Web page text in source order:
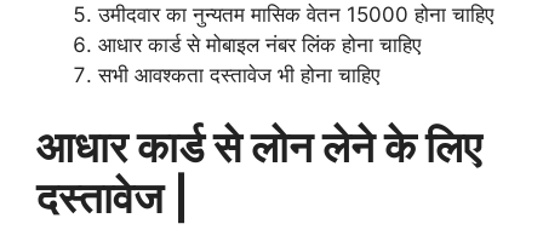
उमीदवार का नुन्यतम मासिक वेतन 15000 होना चाहिए
आधार कार्ड से मोबाइल नंबर लिंक होना चाहिए
सभी आवश्कता दस्तावेज भी होना चाहिए
आधार कार्ड से लोन लेने के लिए
दस्तावेज |